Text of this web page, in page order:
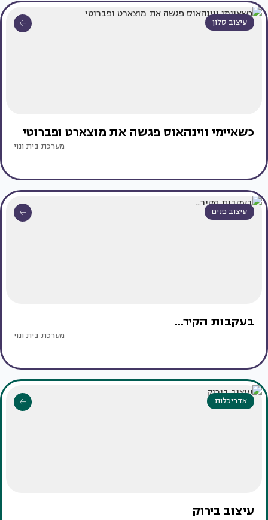
עיצוב סלון
כשאיימי ווינהאוס פגשה את מוצארט ופברוטי
מערכת בית ונוי
עיצוב פנים
בעקבות הקיר...
מערכת בית ונוי
אדריכלות
עיצוב בירוק